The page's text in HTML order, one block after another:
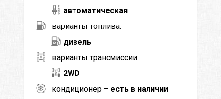
автоматическая
варианты топлива:
дизель
варианты трансмиссии:
2WD
кондиционер – есть в наличии